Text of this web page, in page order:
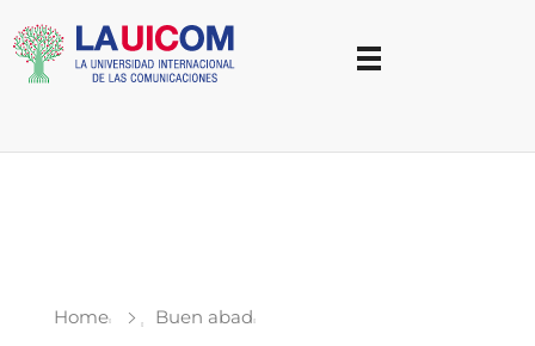
Home Buen abad